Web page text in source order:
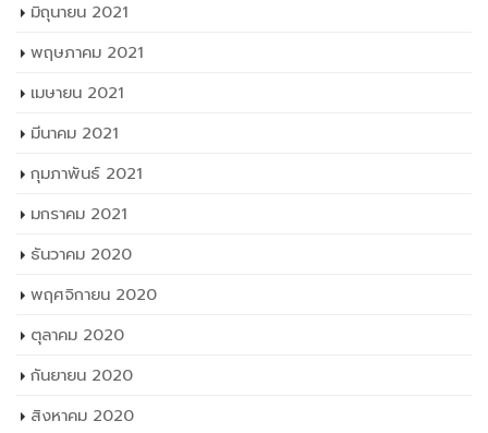
มิถุนายน 2021
พฤษภาคม 2021
เมษายน 2021
มีนาคม 2021
กุมภาพันธ์ 2021
มกราคม 2021
ธันวาคม 2020
พฤศจิกายน 2020
ตุลาคม 2020
กันยายน 2020
สิงหาคม 2020